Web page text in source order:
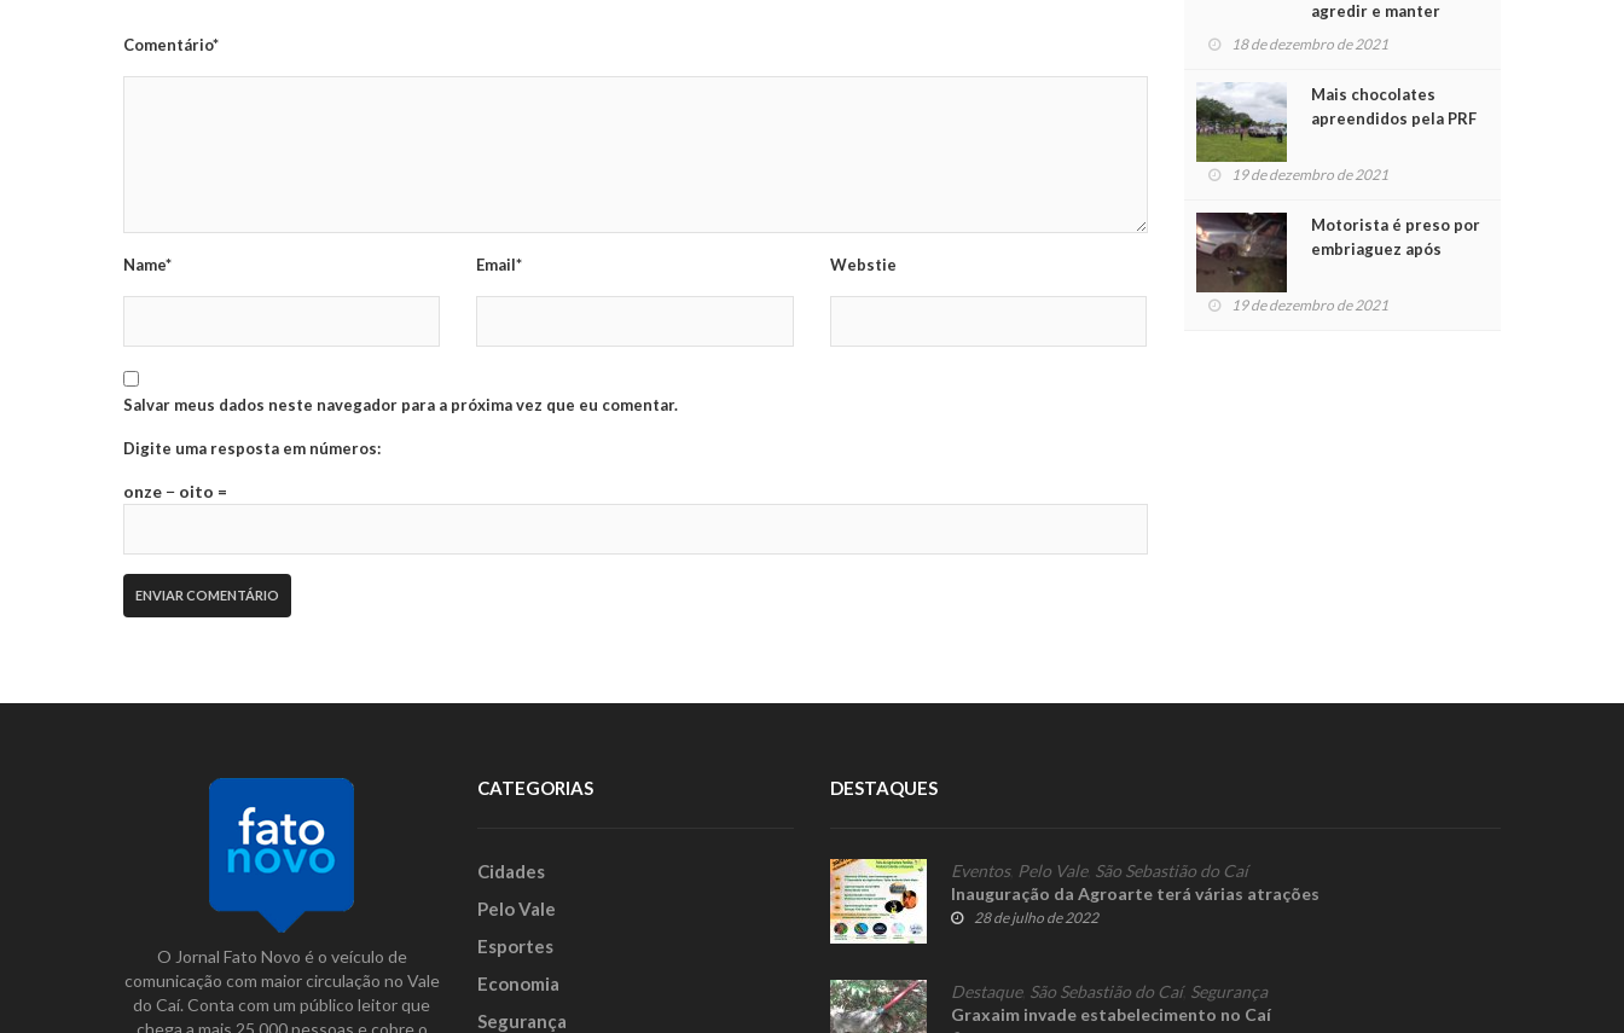
Comentário*
Name* Email* Webstie
Salvar meus dados neste navegador para a próxima vez que eu comentar.
Digite uma resposta em números:
onze − oito =
agredir e manter
mulher em cárcere
18 de dezembro de 2021
Mais chocolates
apreendidos pela PRF
crianças no Natal
19 de dezembro de 2021
Motorista é preso por
embriaguez após
feridos
19 de dezembro de 2021
O Jornal Fato Novo é o veículo de
comunicação com maior circulação no Vale
do Caí. Conta com um público leitor que
chega a mais 25.000 pessoas e cobre o
CATEGORIAS
Cidades
Pelo Vale
Esportes
Economia
Segurança
DESTAQUES
Eventos, Pelo Vale, São Sebastião do Caí
Inauguração da Agroarte terá várias atrações
28 de julho de 2022
Destaque, São Sebastião do Caí, Segurança
Graxaim invade estabelecimento no Caí